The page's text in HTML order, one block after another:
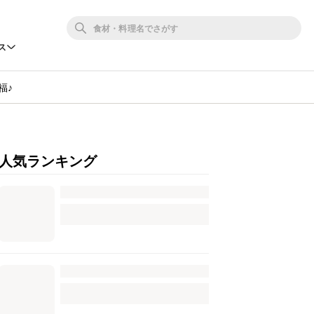
♪
人気ランキング